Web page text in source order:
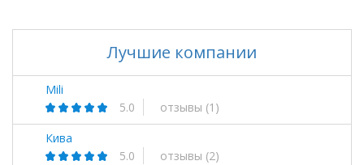
Лучшие компании
Mili
5.0
отзывы (1)
Кива
5.0
отзывы (2)